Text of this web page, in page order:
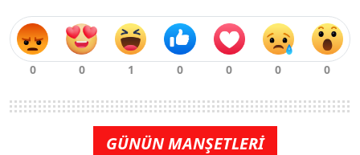
GÜNÜN MANŞETLERİ